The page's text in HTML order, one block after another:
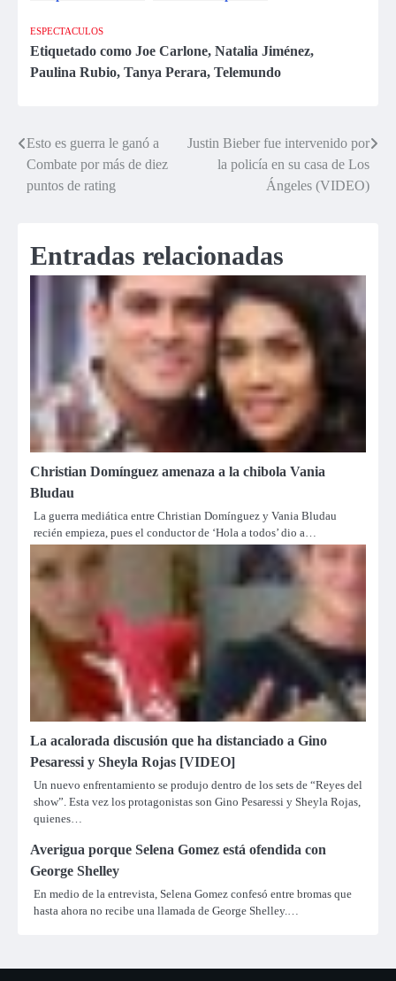
ESPECTACULOS
Etiquetado como Joe Carlone, Natalia Jiménez,
Paulina Rubio, Tanya Perara, Telemundo
Navegación
de
Esto es guerra le ganó a
Combate por más de diez
puntos de rating
Justin Bieber fue intervenido por
la policía en su casa de Los
Ángeles (VIDEO)
Entradas relacionadas
Christian Domínguez amenaza a la chibola Vania
Bludau
La guerra mediática entre Christian Domínguez y Vania Bludau
recién empieza, pues el conductor de ‘Hola a todos’ dio a…
La acalorada discusión que ha distanciado a Gino
Pesaressi y Sheyla Rojas [VIDEO]
Un nuevo enfrentamiento se produjo dentro de los sets de “Reyes del
show”. Esta vez los protagonistas son Gino Pesaressi y Sheyla Rojas,
quienes…
Averigua porque Selena Gomez está ofendida con
George Shelley
En medio de la entrevista, Selena Gomez confesó entre bromas que
hasta ahora no recibe una llamada de George Shelley.…